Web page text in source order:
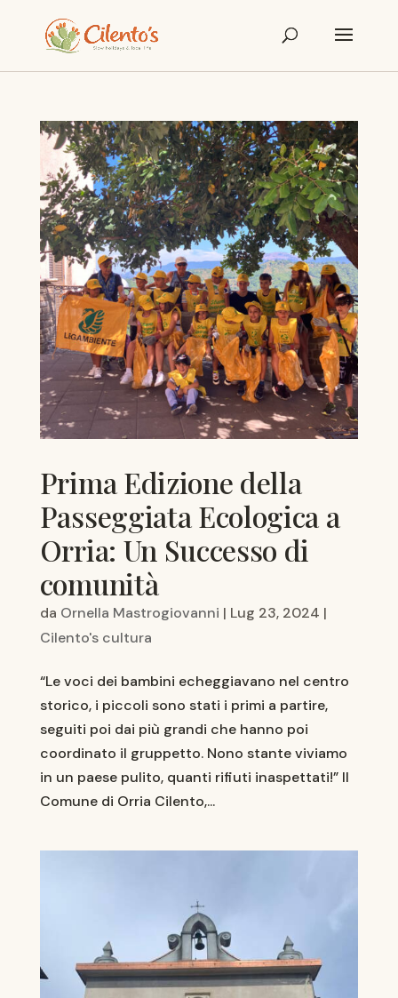
Prima Edizione della
Passeggiata Ecologica a
Orria: Un Successo di
comunità
da Ornella Mastrogiovanni | Lug 23, 2024 |
Cilento's cultura
“Le voci dei bambini echeggiavano nel centro
storico, i piccoli sono stati i primi a partire,
seguiti poi dai più grandi che hanno poi
coordinato il gruppetto. Nono stante viviamo
in un paese pulito, quanti rifiuti inaspettati!” Il
Comune di Orria Cilento,...